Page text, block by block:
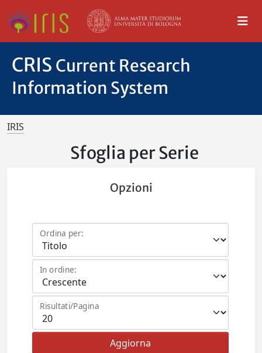
CRIS Current Research
Information System
IRIS
Sfoglia per Serie
Opzioni
Ordina per:
In ordine:
Risultati/Pagina